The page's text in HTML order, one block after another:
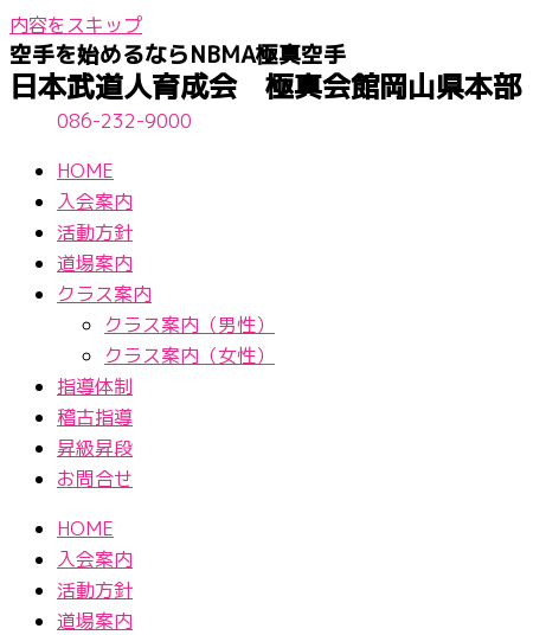
内容をスキップ
空手を始めるならNBМA極真空手
日本武道人育成会 極真会館岡山県本部
086-232-9000
HOME
入会案内
活動方針
道場案内
クラス案内
クラス案内（男性）
クラス案内（女性）
指導体制
稽古指導
昇級昇段
お問合せ
HOME
入会案内
活動方針
道場案内